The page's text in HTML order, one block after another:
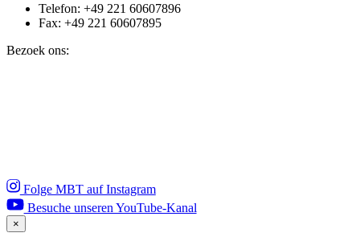
Telefon: +49 221 60607896
Fax: +49 221 60607895
Bezoek ons:
Folge MBT auf Instagram
Besuche unseren YouTube-Kanal
×